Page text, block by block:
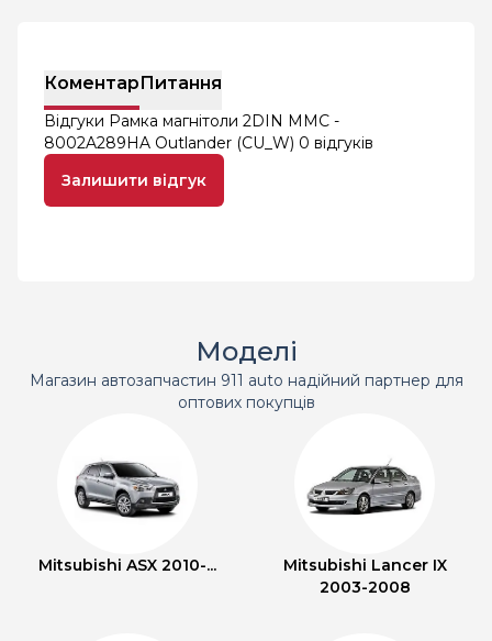
КоментарПитання
Відгуки Рамка магнітоли 2DIN MMC -
8002A289HA Outlander (CU_W) 0 відгуків
Залишити відгук
Моделі
Магазин автозапчастин 911 auto надійний партнер для
оптових покупців
Mitsubishi ASX 2010-...
Mitsubishi Lancer IX
2003-2008